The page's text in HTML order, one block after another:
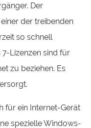
Der
der treibenden
so schnell
Lizenzen sind für
zu beziehen. Es
für ein Internet-Gerät
spezielle Windows-